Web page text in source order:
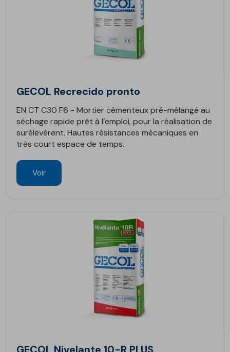
GECOL Recrecido pronto
EN CT C30 F6 - Mortier cémenteux pré-mélangé au
séchage rapide prêt à l’emploi, pour la réalisation de
surélevèrent. Hautes résistances mécaniques en
très court espace de temps.
Voir